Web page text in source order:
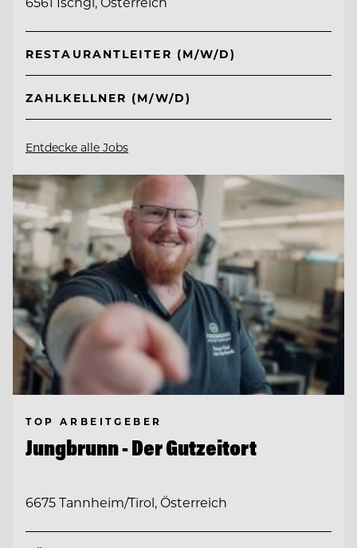
RESTAURANTLEITER (M/W/D)
ZAHLKELLNER (M/W/D)
Entdecke alle Jobs
TOP ARBEITGEBER
Jungbrunn - Der Gutzeitort
6675 Tannheim/Tirol, Österreich